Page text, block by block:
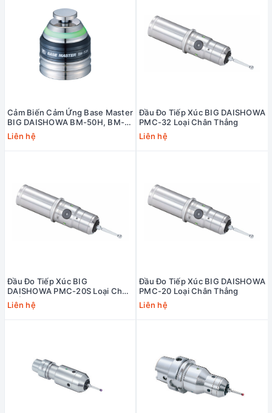
Cảm Biến Cảm Ứng Base Master
BIG DAISHOWA BM-50H, BM-
2H
Liên hệ
Đầu Đo Tiếp Xúc BIG DAISHOWA
PMC-32 Loại Chân Thẳng
Liên hệ
Đầu Đo Tiếp Xúc BIG
DAISHOWA PMC-20S Loại Chân
Thẳng
Liên hệ
Đầu Đo Tiếp Xúc BIG DAISHOWA
PMC-20 Loại Chân Thẳng
Liên hệ